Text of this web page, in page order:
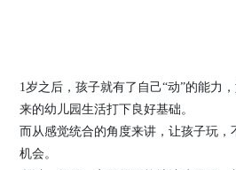
1岁之后，孩子就有了自己“动”的能力
来的幼儿园生活打下良好基础。
而从感觉统合的角度来讲，让孩子玩
机会。